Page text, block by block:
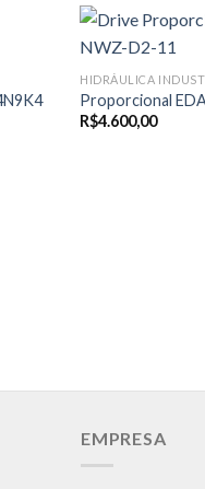
HIDRÁULICA
Proporcional
R$4.600,00
EMPRESA